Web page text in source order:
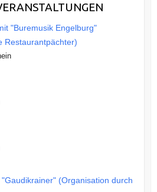
"Buremusik Engelburg"
Restaurantpächter)
(Organisation durch